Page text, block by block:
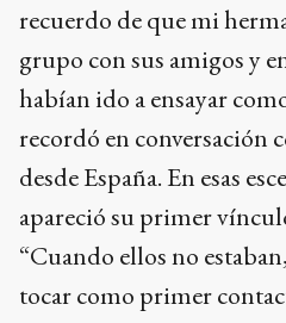
recuerdo de que mi
grupo con sus amigos y
habían ido a ensayar
recordó en conversación
desde España. En esas
apareció su primer
“Cuando ellos no
tocar como primer